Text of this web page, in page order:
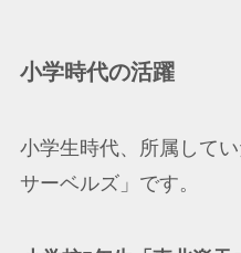
小学時代の活躍
小学生時代、所属して
サーベルズ」です。